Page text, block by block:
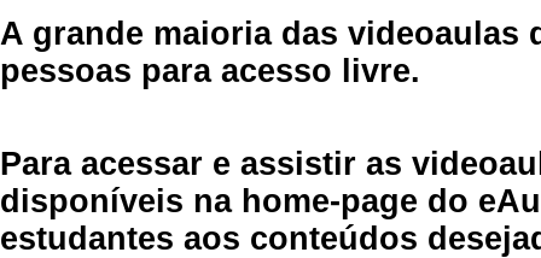
A grande maioria das videoaulas
pessoas para acesso livre.
Para acessar e assistir as
disponíveis na home-page do
estudantes aos conteúdos